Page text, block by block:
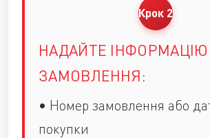
НАДАЙТЕ
ЗАМОВЛЕННЯ:
• Номер замовлення або
покупки